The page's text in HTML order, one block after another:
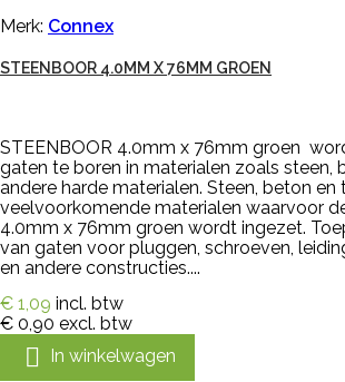
Merk: Connex
STEENBOOR 4.0MM X 76MM GROEN
STEENBOOR 4.0mm x 76mm groen
gaten te boren in materialen zoals steen,
andere harde materialen. Steen, beton en
veelvoorkomende materialen waarvoor
4.0mm x 76mm groen wordt ingezet.
van gaten voor pluggen, schroeven,
en andere constructies....
€ 1,09 incl. btw
€ 0,90 excl. btw
 In winkelwagen